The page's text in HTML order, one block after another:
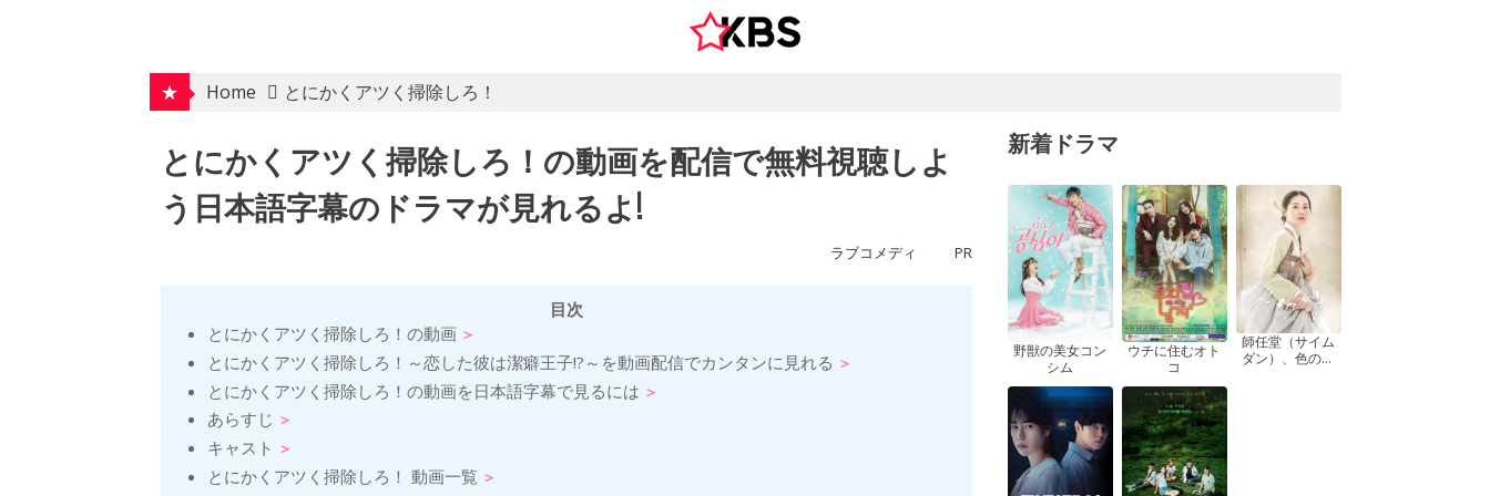
★
Home とにかくアツく掃除しろ！
とにかくアツく掃除しろ！の動画を配信で無料視聴しよ
う日本語字幕のドラマが見れるよ!
ラブコメディ PR
目次
とにかくアツく掃除しろ！の動画
とにかくアツく掃除しろ！～恋した彼は潔癖王子!?～を動画配信でカンタンに見れる
とにかくアツく掃除しろ！の動画を日本語字幕で見るには
あらすじ
キャスト
とにかくアツく掃除しろ！ 動画一覧
新着ドラマ
野獣の美女コン
シム
ウチに住むオト
コ
師任堂（サイム
ダン）、色の日